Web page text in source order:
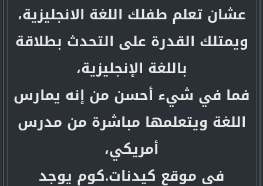
عشان تعلم طفلك اللغة الانجليزية،
ويمتلك القدرة على التحدث بطلاقة
باللغة الإنجليزية،
فما في شيء أحسن من إنه يمارس
اللغة ويتعلمها مباشرة من مدرس
أمريكي،
في موقع كيدنات.كوم يوجد